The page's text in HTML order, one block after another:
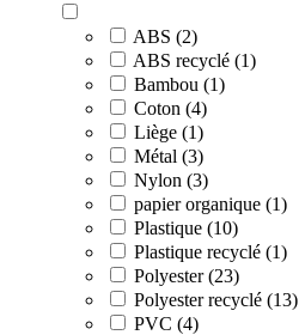
ABS (2)
ABS recyclé (1)
Bambou (1)
Coton (4)
Liège (1)
Métal (3)
Nylon (3)
papier organique (1)
Plastique (10)
Plastique recyclé (1)
Polyester (23)
Polyester recyclé (13)
PVC (4)